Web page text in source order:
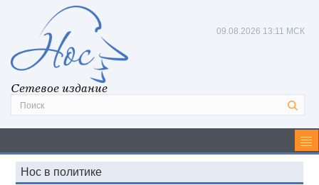
Сетевое издание
09.08.2026 13:11 МСК
Нос в политике